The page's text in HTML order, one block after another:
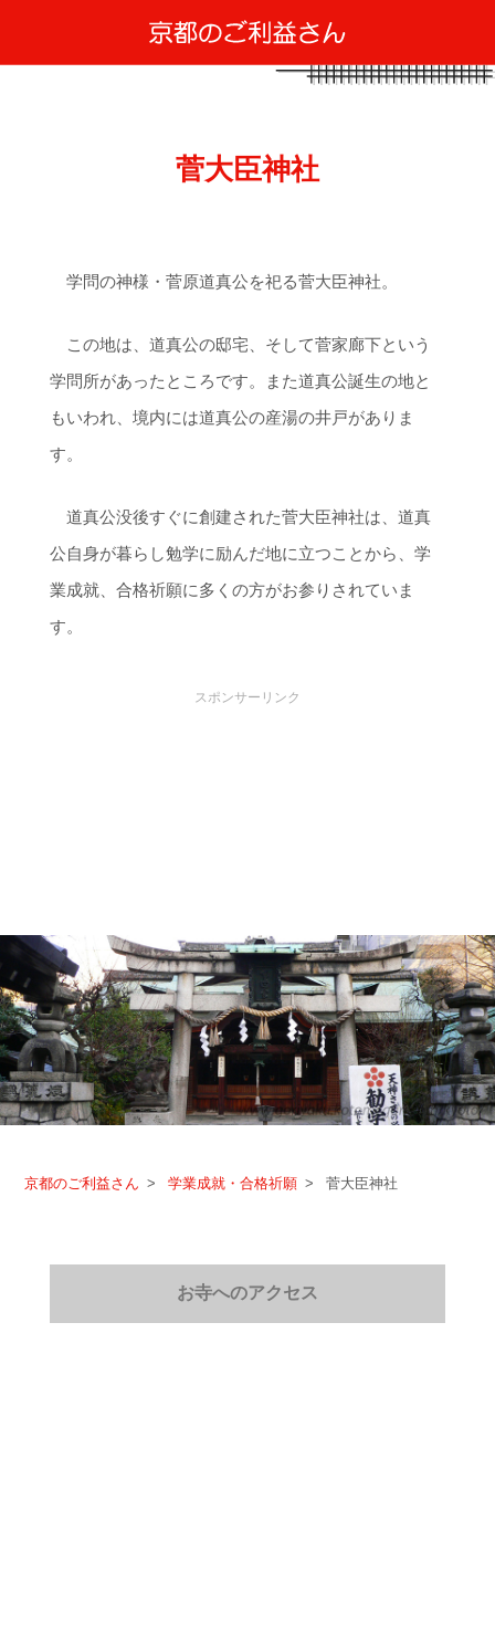
菅大臣神社
学問の神様・菅原道真公を祀る菅大臣神社。
この地は、道真公の邸宅、そして菅家廊下という
学問所があったところです。また道真公誕生の地と
もいわれ、境内には道真公の産湯の井戸がありま
す。
道真公没後すぐに創建された菅大臣神社は、道真
公自身が暮らし勉学に励んだ地に立つことから、学
業成就、合格祈願に多くの方がお参りされていま
す。
スポンサーリンク
京都のご利益さん 学業成就・合格祈願 菅大臣神社
お寺へのアクセス